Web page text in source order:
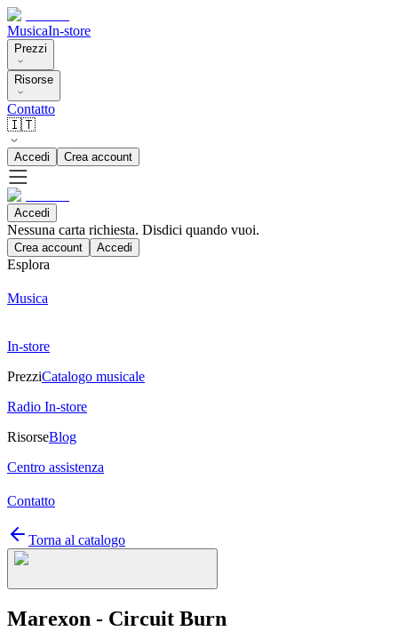
MusicaIn-store
Prezzi
Risorse
Contatto
🇮🇹
Accedi Crea account
Accedi
Nessuna carta richiesta. Disdici quando vuoi.
Crea account Accedi
Esplora
Musica
In-store
PrezziCatalogo musicale
Radio In-store
RisorseBlog
Centro assistenza
Contatto
Torna al catalogo
Marexon - Circuit Burn